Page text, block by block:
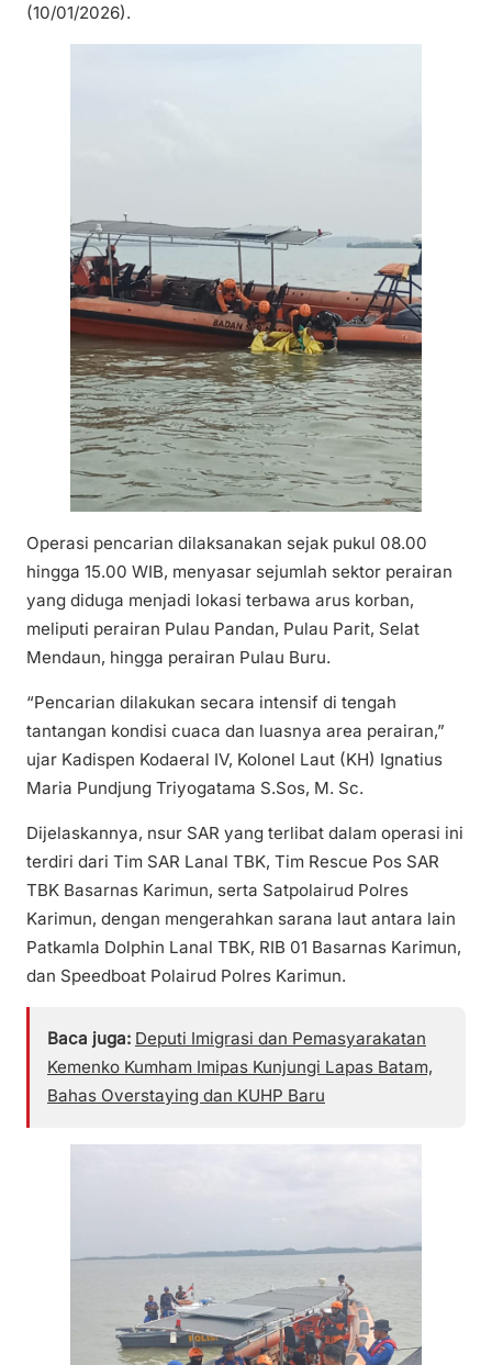
(10/01/2026).
Operasi pencarian dilaksanakan sejak pukul 08.00
hingga 15.00 WIB, menyasar sejumlah sektor perairan
yang diduga menjadi lokasi terbawa arus korban,
meliputi perairan Pulau Pandan, Pulau Parit, Selat
Mendaun, hingga perairan Pulau Buru.
“Pencarian dilakukan secara intensif di tengah
tantangan kondisi cuaca dan luasnya area perairan,”
ujar Kadispen Kodaeral IV, Kolonel Laut (KH) Ignatius
Maria Pundjung Triyogatama S.Sos, M. Sc.
Dijelaskannya, nsur SAR yang terlibat dalam operasi ini
terdiri dari Tim SAR Lanal TBK, Tim Rescue Pos SAR
TBK Basarnas Karimun, serta Satpolairud Polres
Karimun, dengan mengerahkan sarana laut antara lain
Patkamla Dolphin Lanal TBK, RIB 01 Basarnas Karimun,
dan Speedboat Polairud Polres Karimun.
Baca juga: Deputi Imigrasi dan Pemasyarakatan
Kemenko Kumham Imipas Kunjungi Lapas Batam,
Bahas Overstaying dan KUHP Baru